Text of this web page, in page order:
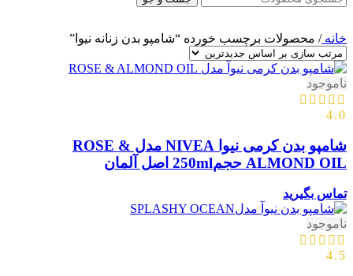
خانه/ محصولات برچسب خورده “شامپو بدن زنانه نیوا”
ناموجود
4.0
شامپو بدن کرمی نیوا NIVEA مدل ROSE &
ALMOND OIL حجم250ml اصل آلمان
تماس بگیرید
ناموجود
4.5